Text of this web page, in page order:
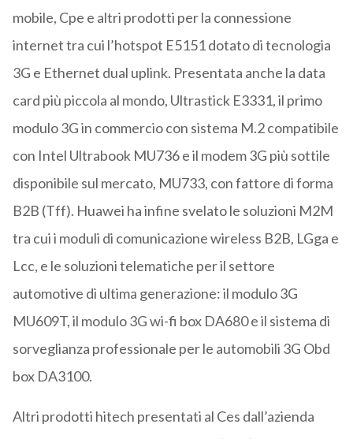
mobile, Cpe e altri prodotti per la connessione
internet tra cui l’hotspot E5151 dotato di tecnologia
3G e Ethernet dual uplink. Presentata anche la data
card più piccola al mondo, Ultrastick E3331, il primo
modulo 3G in commercio con sistema M.2 compatibile
con Intel Ultrabook MU736 e il modem 3G più sottile
disponibile sul mercato, MU733, con fattore di forma
B2B (Tff). Huawei ha infine svelato le soluzioni M2M
tra cui i moduli di comunicazione wireless B2B, LGga e
Lcc, e le soluzioni telematiche per il settore
automotive di ultima generazione: il modulo 3G
MU609T, il modulo 3G wi-fi box DA680 e il sistema di
sorveglianza professionale per le automobili 3G Obd
box DA3100.
Altri prodotti hitech presentati al Ces dall’azienda